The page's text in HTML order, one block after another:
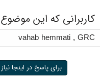
کاربرانی که این موضوع
GRC
,
vahab hemmati
برای پاسخ در اینجا